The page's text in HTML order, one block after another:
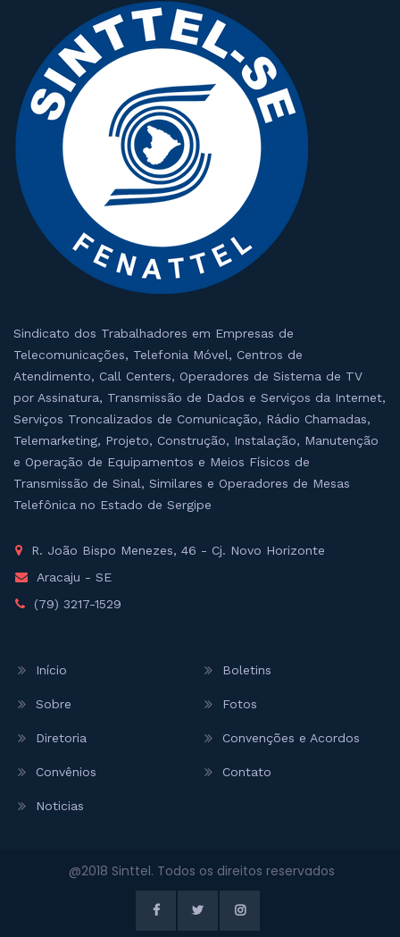
Sindicato dos Trabalhadores em Empresas de
Telecomunicações, Telefonia Móvel, Centros de
Atendimento, Call Centers, Operadores de Sistema de TV
por Assinatura, Transmissão de Dados e Serviços da Internet,
Serviços Troncalizados de Comunicação, Rádio Chamadas,
Telemarketing, Projeto, Construção, Instalação, Manutenção
e Operação de Equipamentos e Meios Físicos de
Transmissão de Sinal, Similares e Operadores de Mesas
Telefônica no Estado de Sergipe
R. João Bispo Menezes, 46 - Cj. Novo Horizonte
Aracaju - SE
(79) 3217-1529
Início
Sobre
Diretoria
Convênios
Noticias
Boletins
Fotos
Convenções e Acordos
Contato
@2018 Sinttel. Todos os direitos reservados